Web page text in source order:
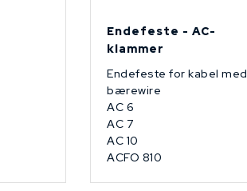
Endefeste - AC-
klammer
Endefeste for kabel med
bærewire
AC 6
AC 7
AC 10
ACFO 810